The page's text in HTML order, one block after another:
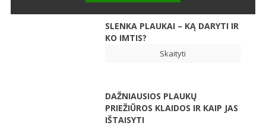
SLENKA PLAUKAI – KĄ DARYTI IR
KO IMTIS?
Skaityti
DAŽNIAUSIOS PLAUKŲ
PRIEŽIŪROS KLAIDOS IR KAIP JAS
IŠTAISYTI